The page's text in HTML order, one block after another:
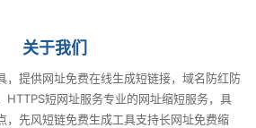
关于我们
，提供网址免费在线生成短链接，域名防红防
HTTPS短网址服务专业的网址缩短服务，具
，先风短链免费生成工具支持长网址免费缩